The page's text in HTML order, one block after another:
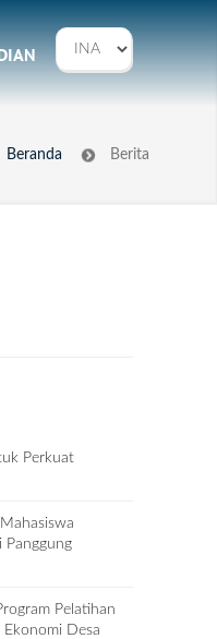
Beranda Berita
Perkuat
Panggung
Pelatihan
Ekonomi Desa